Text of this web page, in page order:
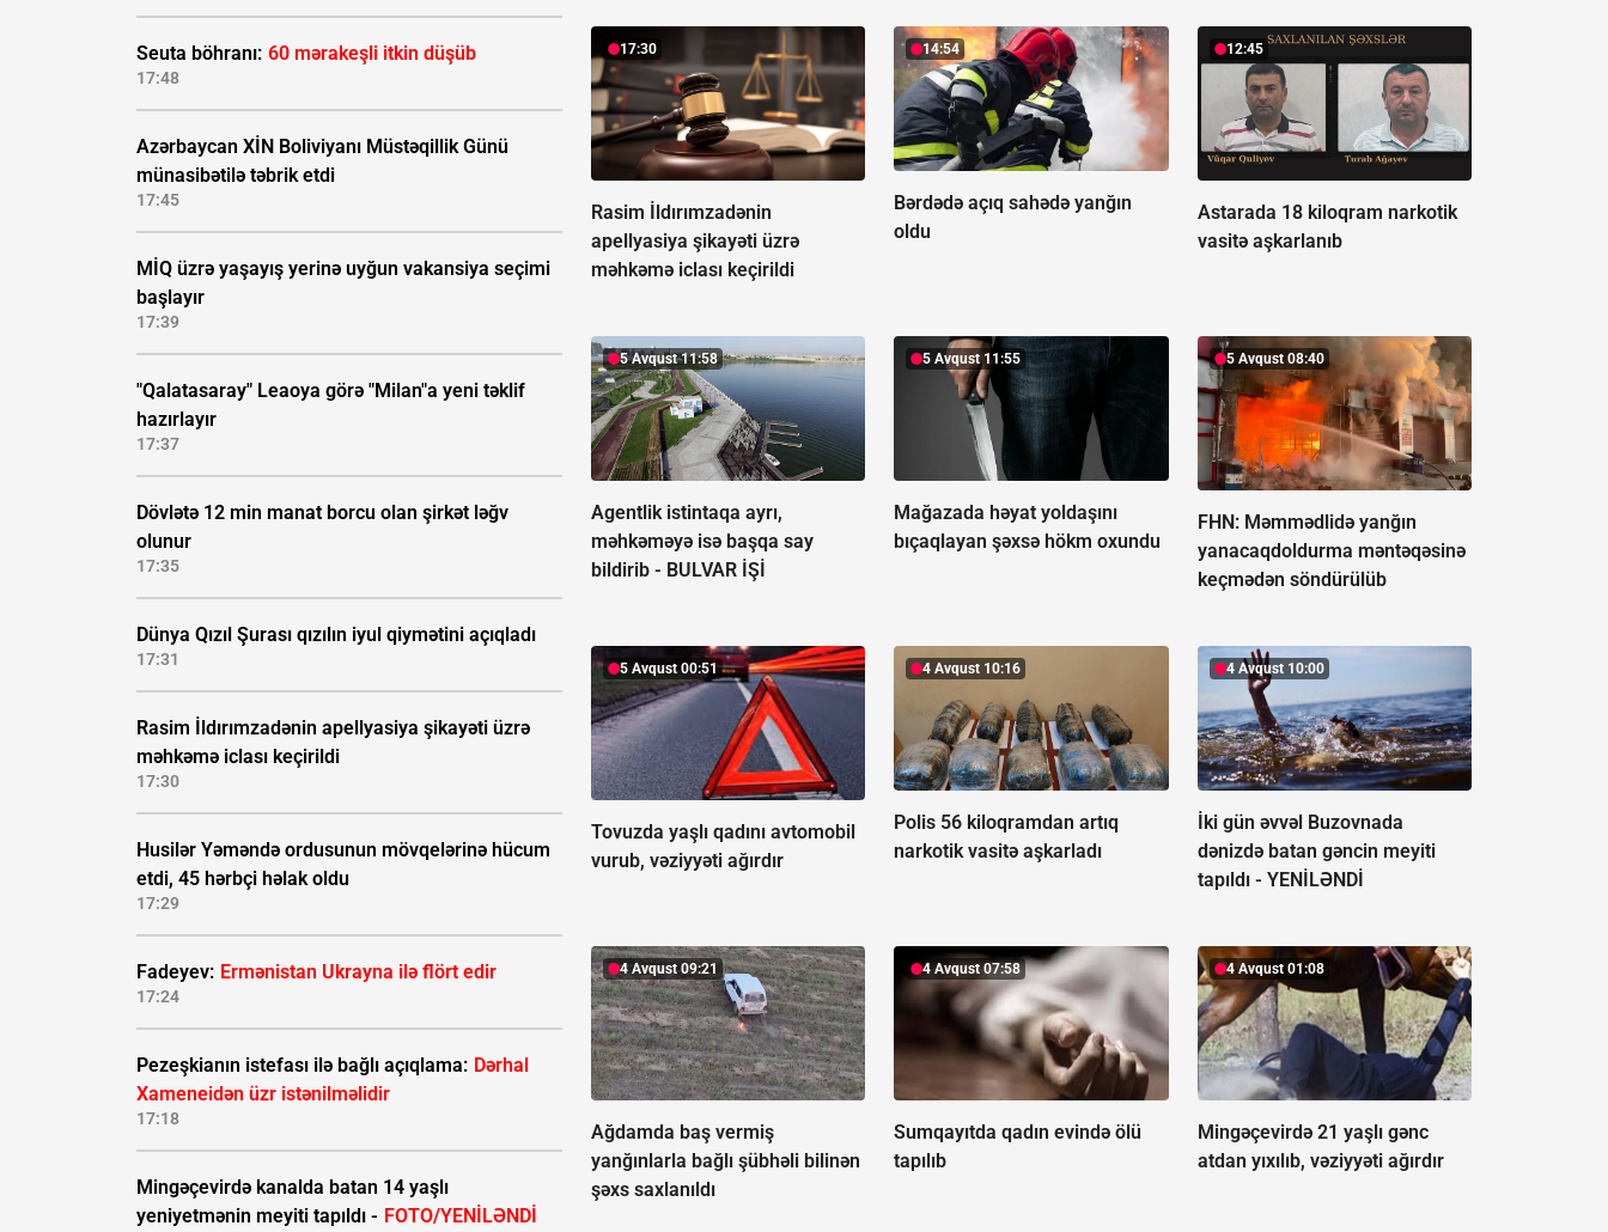
Seuta böhranı: 60 mərakeşli itkin düşüb
17:48
Azərbaycan XİN Boliviyanı Müstəqillik Günü
münasibətilə təbrik etdi
17:45
MİQ üzrə yaşayış yerinə uyğun vakansiya seçimi
başlayır
17:39
"Qalatasaray" Leaoya görə "Milan"a yeni təklif
hazırlayır
17:37
Dövlətə 12 min manat borcu olan şirkət ləğv
olunur
17:35
Dünya Qızıl Şurası qızılın iyul qiymətini açıqladı
17:31
Rasim İldırımzadənin apellyasiya şikayəti üzrə
məhkəmə iclası keçirildi
17:30
Husilər Yəməndə ordusunun mövqelərinə hücum
etdi, 45 hərbçi həlak oldu
17:29
Fadeyev: Ermənistan Ukrayna ilə flört edir
17:24
Pezeşkianın istefası ilə bağlı açıqlama: Dərhal
Xameneidən üzr istənilməlidir
17:18
Mingəçevirdə kanalda batan 14 yaşlı
yeniyetmənin meyiti tapıldı - FOTO/YENİLƏNDİ
17:30
Rasim İldırımzadənin
apellyasiya şikayəti üzrə
məhkəmə iclası keçirildi
14:54
Bərdədə açıq sahədə yanğın
oldu
12:45
Astarada 18 kiloqram narkotik
vasitə aşkarlanıb
5 Avqust 11:58
Agentlik istintaqa ayrı,
məhkəməyə isə başqa say
bildirib - BULVAR İŞİ
5 Avqust 11:55
Mağazada həyat yoldaşını
bıçaqlayan şəxsə hökm oxundu
5 Avqust 08:40
FHN: Məmmədlidə yanğın
yanacaqdoldurma məntəqəsinə
keçmədən söndürülüb
5 Avqust 00:51
Tovuzda yaşlı qadını avtomobil
vurub, vəziyyəti ağırdır
4 Avqust 10:16
Polis 56 kiloqramdan artıq
narkotik vasitə aşkarladı
4 Avqust 10:00
İki gün əvvəl Buzovnada
dənizdə batan gəncin meyiti
tapıldı - YENİLƏNDİ
4 Avqust 09:21
Ağdamda baş vermiş
yanğınlarla bağlı şübhəli bilinən
şəxs saxlanıldı
4 Avqust 07:58
Sumqayıtda qadın evində ölü
tapılıb
4 Avqust 01:08
Mingəçevirdə 21 yaşlı gənc
atdan yıxılıb, vəziyyəti ağırdır